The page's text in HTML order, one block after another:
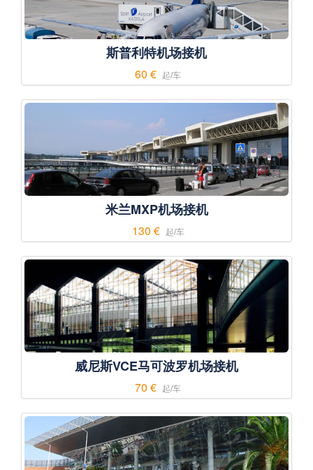
斯普利特机场接机
60 € 起/车
米兰MXP机场接机
130 € 起/车
威尼斯VCE马可波罗机场接机
70 € 起/车